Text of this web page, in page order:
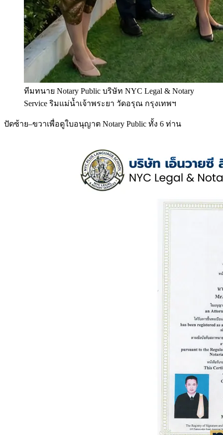
ทีมทนาย Notary Public บริษัท NYC Legal & Notary
Service ริมแม่น้ำเจ้าพระยา วัดอรุณ กรุงเทพฯ
ปัดซ้าย–ขวาเพื่อดูใบอนุญาต Notary Public ทั้ง 6 ท่าน